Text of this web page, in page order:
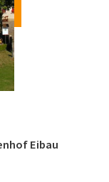
Eibau